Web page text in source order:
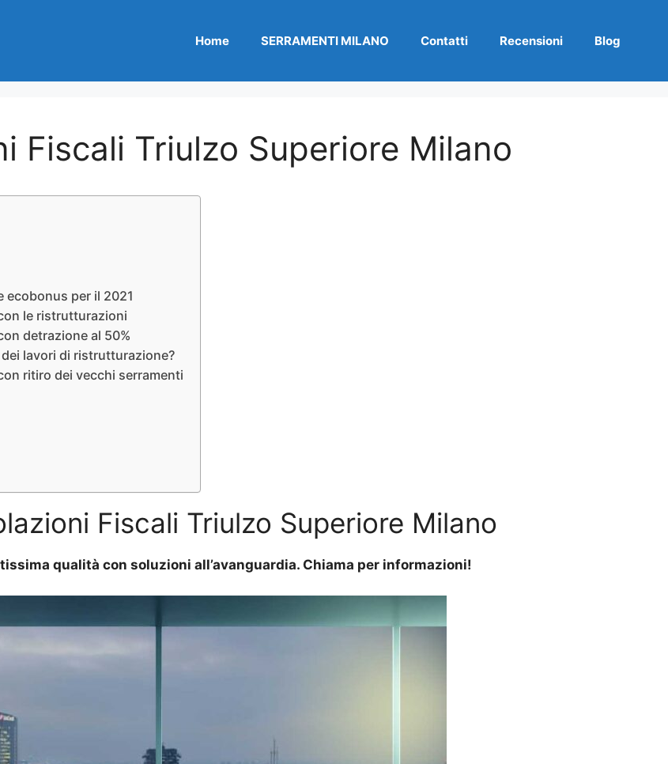
Home SERRAMENTI MILANO Contatti Recensioni Blog
Fiscali Triulzo Superiore Milano
ecobonus per il 2021
le ristrutturazioni
detrazione al 50%
lavori di ristrutturazione?
ritiro dei vecchi serramenti
Fiscali Triulzo Superiore Milano
qualità con soluzioni all’avanguardia. Chiama per informazioni!